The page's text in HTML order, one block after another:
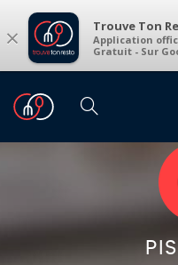
× Trouve Ton
Application
Gratuit - Sur